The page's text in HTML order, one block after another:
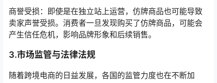
商誉受损：即使是在独立站上运营，仿牌商品也可能导致
卖家声誉受损。消费者一旦发现购买了仿牌商品，可能会
产生信任危机，影响品牌形象和后续销售。
3.市场监管与法律法规
随着跨境电商的日益发展，各国的监管力度也在不断加